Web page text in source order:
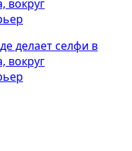
делает селфи в
вокруг